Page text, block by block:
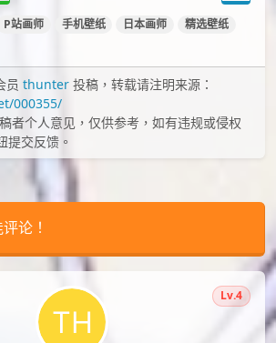
P站画师 手机壁纸 日本画师
精选壁纸
员 thunter 投稿，转载请注明来源：
000355/
者个人意见，仅供参考，如有违规或侵权
提交反馈。
论！
Lv.4